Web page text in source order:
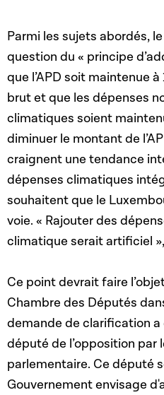
Parmi les sujets abordés,
question du « principe
que l’APD soit maintenue
brut et que les dépenses
climatiques soient
diminuer le montant de
craignent une tendance
dépenses climatiques
souhaitent que le
voie. « Rajouter des
climatique serait artificiel
Ce point devrait faire
Chambre des Députés
demande de clarification
député de l’opposition par
parlementaire. Ce député
Gouvernement envisage